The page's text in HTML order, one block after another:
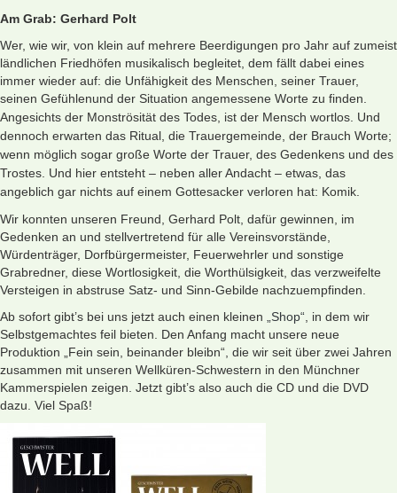
Am Grab: Gerhard Polt
Wer, wie wir, von klein auf mehrere Beerdigungen pro Jahr auf zumeist
ländlichen Friedhöfen musikalisch begleitet, dem fällt dabei eines
immer wieder auf: die Unfähigkeit des Menschen, seiner Trauer,
seinen Gefühlenund der Situation angemessene Worte zu finden.
Angesichts der Monströsität des Todes, ist der Mensch wortlos. Und
dennoch erwarten das Ritual, die Trauergemeinde, der Brauch Worte;
wenn möglich sogar große Worte der Trauer, des Gedenkens und des
Trostes. Und hier entsteht – neben aller Andacht – etwas, das
angeblich gar nichts auf einem Gottesacker verloren hat: Komik.
Wir konnten unseren Freund, Gerhard Polt, dafür gewinnen, im
Gedenken an und stellvertretend für alle Vereinsvorstände,
Würdenträger, Dorfbürgermeister, Feuerwehrler und sonstige
Grabredner, diese Wortlosigkeit, die Worthülsigkeit, das verzweifelte
Versteigen in abstruse Satz- und Sinn-Gebilde nachzuempfinden.
Ab sofort gibt’s bei uns jetzt auch einen kleinen
„Shop“ , in dem wir
Selbstgemachtes feil bieten. Den Anfang macht unsere neue
Produktion „Fein sein, beinander bleibn“, die wir seit über zwei Jahren
zusammen mit unseren Wellküren-Schwestern in den Münchner
Kammerspielen zeigen. Jetzt gibt’s also auch die CD und die DVD
dazu. Viel Spaß!